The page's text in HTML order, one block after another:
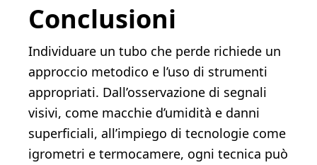
Conclusioni
Individuare un tubo che perde richiede un
approccio metodico e l’uso di strumenti
appropriati. Dall’osservazione di segnali
visivi, come macchie d’umidità e danni
superficiali, all’impiego di tecnologie come
igrometri e termocamere, ogni tecnica può